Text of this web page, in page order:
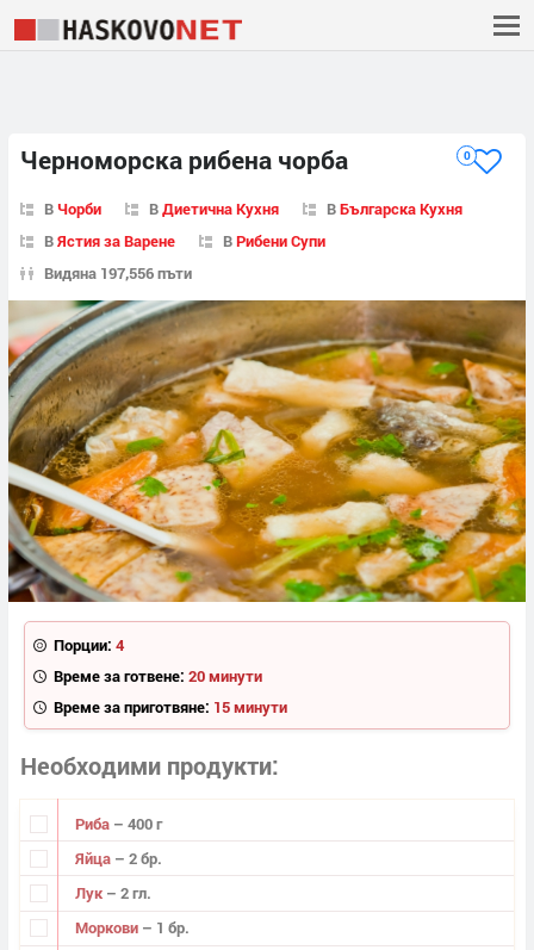
Черноморска рибена чорба 0
ВЧорби ВДиетична Кухня ВБългарска Кухня
ВЯстия за Варене ВРибени Супи
Видяна 197,556 пъти
Порции: 4
Време за готвене: 20 минути
Време за приготвяне: 15 минути
Необходими продукти
Риба – 400 г
Яйца – 2 бр.
Лук – 2 гл.
Моркови – 1 бр.